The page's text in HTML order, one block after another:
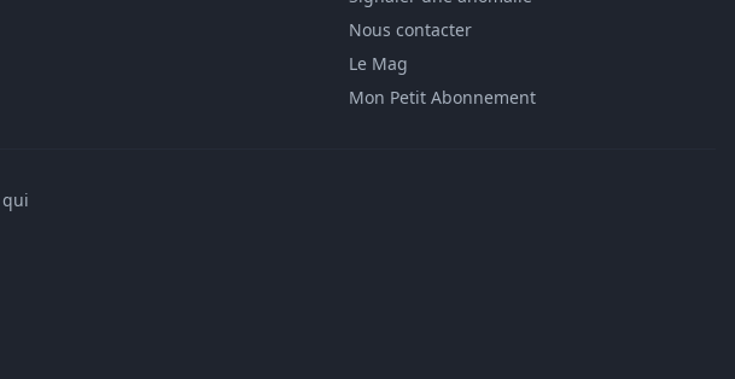
Nous contacter
Le Mag
Mon Petit Abonnement